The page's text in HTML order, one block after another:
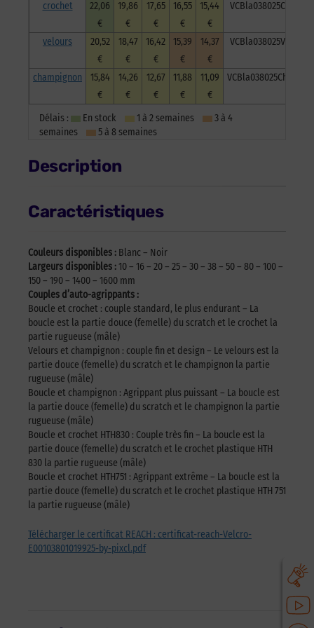
crochet
22,06
€
19,86
€
17,65
€
16,55
€
15,44
€
VCBla038025C
velours
20,52
€
18,47
€
16,42
€
15,39
€
14,37
€
VCBla038025V
champignon
15,84
€
14,26
€
12,67
€
11,88
€
11,09
€
VCBla038025Ch
Délais : En stock 1 à 2 semaines
3 à 4
semaines
5 à 8 semaines
Description
Caractéristiques
Couleurs disponibles : Blanc – Noir
Largeurs disponibles : 10 – 16 – 20 – 25 – 30 – 38 – 50 – 80 – 100 –
150 – 190 – 1400 – 1600 mm
Couples d’auto-agrippants :
Boucle et crochet : couple standard, le plus endurant – La
boucle est la partie douce (femelle) du scratch et le crochet la
partie rugueuse (mâle)
Velours et champignon : couple fin et design – Le velours est la
partie douce (femelle) du scratch et le champignon la partie
rugueuse (mâle)
Boucle et champignon : Agrippant plus puissant – La boucle est
la partie douce (femelle) du scratch et le champignon la partie
rugueuse (mâle)
Boucle et crochet HTH830 : Couple très fin – La boucle est la
partie douce (femelle) du scratch et le crochet plastique HTH
830 la partie rugueuse (mâle)
Boucle et crochet HTH751 : Agrippant extrême – La boucle est la
partie douce (femelle) du scratch et le crochet plastique HTH 751
la partie rugueuse (mâle)
Télécharger le certificat REACH : certificat-reach-Velcro-
E00103801019925-by-pixcl.pdf